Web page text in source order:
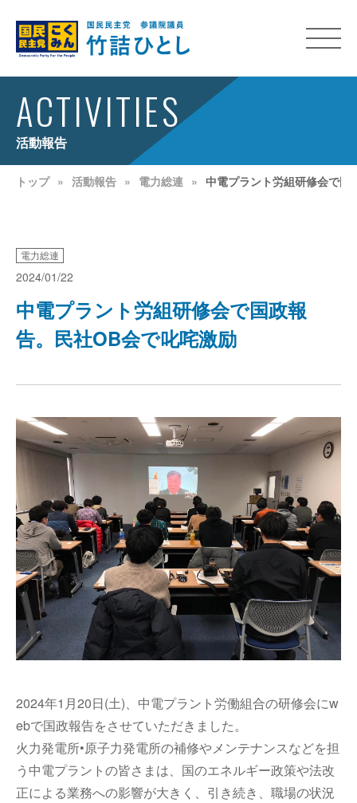
ACTIVITIES
活動報告
トップ 活動報告 電力総連 中電プラント労組研修会で国
電力総連
2024/01/22
中電プラント労組研修会で国政報
告。民社OB会で叱咤激励
2024年1月20日(土)、中電プラント労働組合の研修会にw
ebで国政報告をさせていただきました。
火力発電所•原子力発電所の補修やメンテナンスなどを担
う中電プラントの皆さまは、国のエネルギー政策や法改
正による業務への影響が大きく、引き続き、職場の状況